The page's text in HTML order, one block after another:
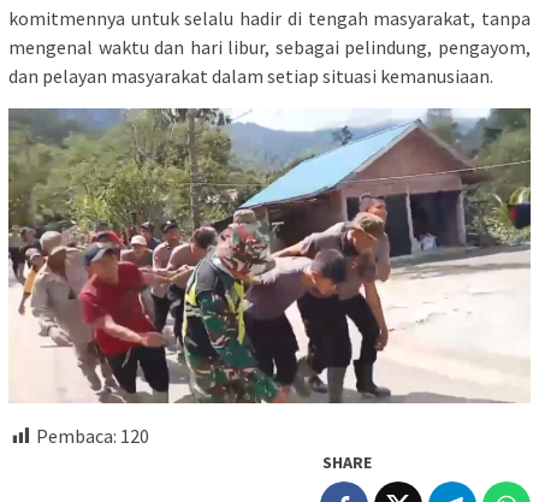
komitmennya untuk selalu hadir di tengah masyarakat, tanpa
mengenal waktu dan hari libur, sebagai pelindung, pengayom,
dan pelayan masyarakat dalam setiap situasi kemanusiaan.
Pembaca: 120
SHARE